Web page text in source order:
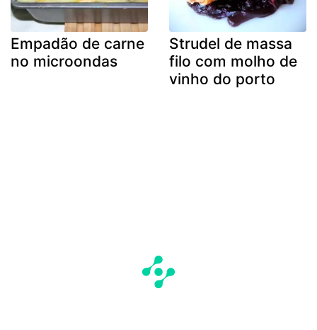
Empadão de carne
no microondas
Strudel de massa
filo com molho de
vinho do porto